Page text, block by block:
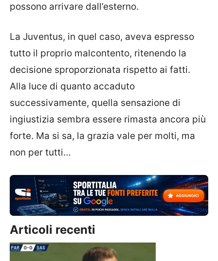
possono arrivare dall’esterno.
La Juventus, in quel caso, aveva espresso
tutto il proprio malcontento, ritenendo la
decisione sproporzionata rispetto ai fatti.
Alla luce di quanto accaduto
successivamente, quella sensazione di
ingiustizia sembra essere rimasta ancora più
forte. Ma si sa, la grazia vale per molti, ma
non per tutti…
Articoli recenti